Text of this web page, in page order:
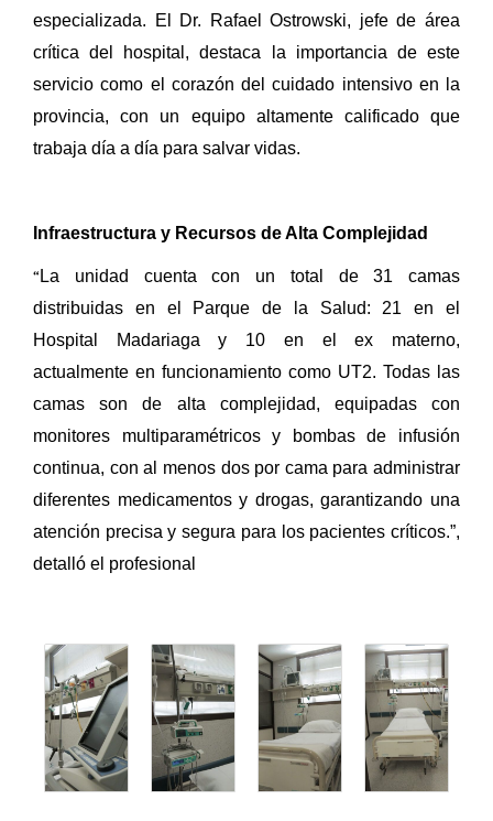
especializada. El Dr. Rafael Ostrowski, jefe de área
crítica del hospital, destaca la importancia de este
servicio como el corazón del cuidado intensivo en la
provincia, con un equipo altamente calificado que
trabaja día a día para salvar vidas.
Infraestructura y Recursos de Alta Complejidad
“La unidad cuenta con un total de 31 camas
distribuidas en el Parque de la Salud: 21 en el
Hospital Madariaga y 10 en el ex materno,
actualmente en funcionamiento como UT2. Todas las
camas son de alta complejidad, equipadas con
monitores multiparamétricos y bombas de infusión
continua, con al menos dos por cama para administrar
diferentes medicamentos y drogas, garantizando una
atención precisa y segura para los pacientes críticos.”,
detalló el profesional